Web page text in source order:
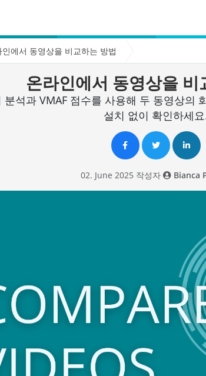
인에서 동영상을 비교하는 방법
온라인에서 동영상을 비
분석과 VMAF 점수를 사용해 두 동영상의
설치 없이 확인하세
02. June 2025 작성자 Bianca